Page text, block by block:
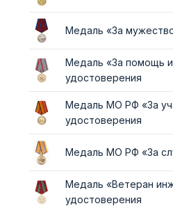
Медаль «За
Медаль «За помощь
удостоверения
Медаль МО РФ «За
удостоверения
Медаль МО РФ «За
Медаль «Ветеран
удостоверения